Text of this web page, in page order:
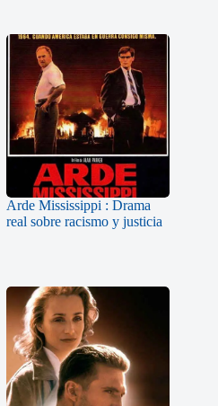
Arde Mississippi : Drama
real sobre racismo y justicia